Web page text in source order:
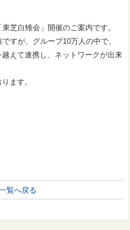
芝白雉会」開催のご案内です。
すが、グループ10万人の中で、
えて連携し、ネットワークが出来
ます。
覧へ戻る